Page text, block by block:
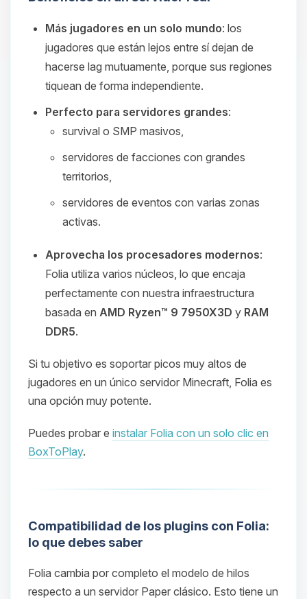
Más jugadores en un solo mundo: los
jugadores que están lejos entre sí dejan de
hacerse lag mutuamente, porque sus regiones
tiquean de forma independiente.
Perfecto para servidores grandes:
survival o SMP masivos,
servidores de facciones con grandes
territorios,
servidores de eventos con varias zonas
activas.
Aprovecha los procesadores modernos:
Folia utiliza varios núcleos, lo que encaja
perfectamente con nuestra infraestructura
basada en AMD Ryzen™ 9 7950X3D y RAM
DDR5.
Si tu objetivo es soportar picos muy altos de
jugadores en un único servidor Minecraft, Folia es
una opción muy potente.
Puedes probar e instalar Folia con un solo clic en
BoxToPlay.
Compatibilidad de los plugins con Folia:
lo que debes saber
Folia cambia por completo el modelo de hilos
respecto a un servidor Paper clásico. Esto tiene un